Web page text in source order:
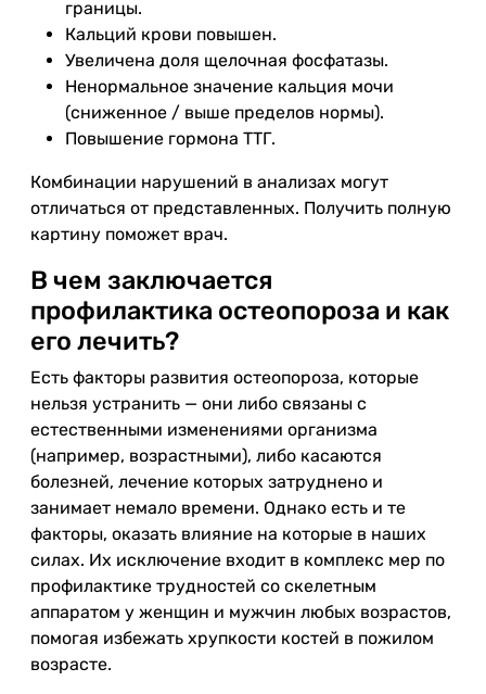
границы.
Кальций крови повышен.
Увеличена доля щелочная фосфатазы.
Ненормальное значение кальция мочи
(сниженное / выше пределов нормы).
Повышение гормона ТТГ.
Комбинации нарушений в анализах могут
отличаться от представленных. Получить полную
картину поможет врач.
В чем заключается
профилактика остеопороза и как
его лечить?
Есть факторы развития остеопороза, которые
нельзя устранить — они либо связаны с
естественными изменениями организма
(например, возрастными), либо касаются
болезней, лечение которых затруднено и
занимает немало времени. Однако есть и те
факторы, оказать влияние на которые в наших
силах. Их исключение входит в комплекс мер по
профилактике трудностей со скелетным
аппаратом у женщин и мужчин любых возрастов,
помогая избежать хрупкости костей в пожилом
возрасте.